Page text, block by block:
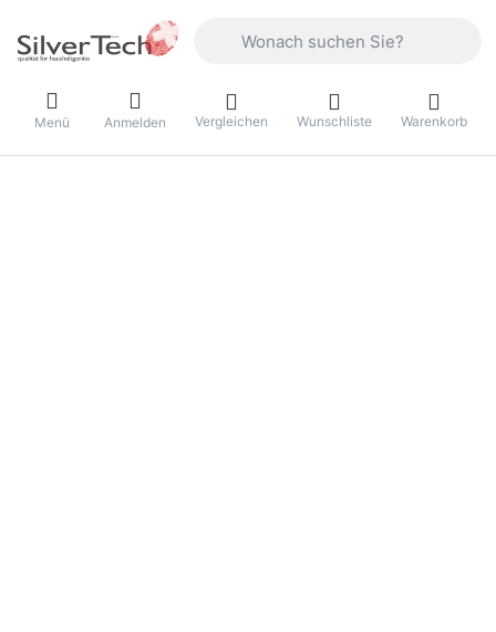
Menü Anmelden Vergleichen Wunschliste Warenkorb